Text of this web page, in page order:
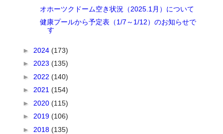
オホーツクドーム空き状況（2025.1月）について
健康プールから予定表（1/7～1/12）のお知らせで
す
► 2024(173)
► 2023(135)
► 2022(140)
► 2021(154)
► 2020(115)
► 2019(106)
► 2018(135)